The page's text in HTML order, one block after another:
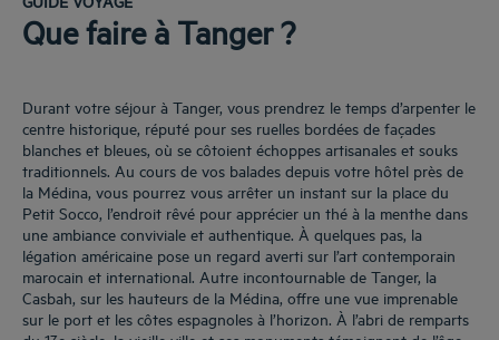
Que faire à Tanger ?
Durant votre séjour à Tanger, vous prendrez le temps d’arpenter le
centre historique, réputé pour ses ruelles bordées de façades
blanches et bleues, où se côtoient échoppes artisanales et souks
traditionnels. Au cours de vos balades depuis votre hôtel près de
la Médina, vous pourrez vous arrêter un instant sur la place du
Petit Socco, l’endroit rêvé pour apprécier un thé à la menthe dans
une ambiance conviviale et authentique. À quelques pas, la
légation américaine pose un regard averti sur l’art contemporain
marocain et international. Autre incontournable de Tanger, la
Casbah, sur les hauteurs de la Médina, offre une vue imprenable
sur le port et les côtes espagnoles à l’horizon. À l’abri de remparts